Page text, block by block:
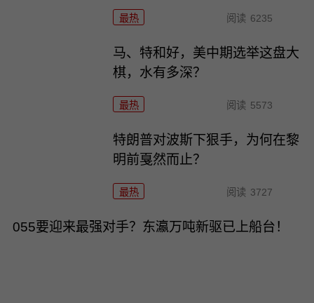
最热 阅读 6235
马、特和好，美中期选举这盘大
棋，水有多深？
最热 阅读 5573
特朗普对波斯下狠手，为何在黎
明前戛然而止？
最热 阅读 3727
055要迎来最强对手？东瀛万吨新驱已上船台！